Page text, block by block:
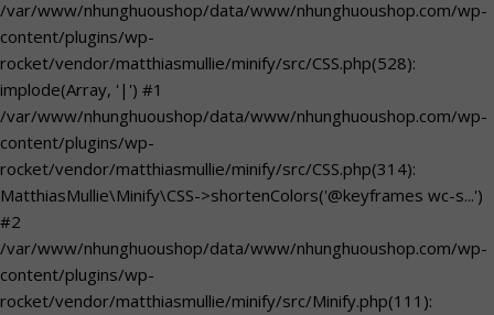
/var/www/nhunghuoushop/data/www/nhunghuoushop.com/wp-
content/plugins/wp-
rocket/vendor/matthiasmullie/minify/src/CSS.php(528):
implode(Array, '|') #1
/var/www/nhunghuoushop/data/www/nhunghuoushop.com/wp-
content/plugins/wp-
rocket/vendor/matthiasmullie/minify/src/CSS.php(314):
MatthiasMullie\Minify\CSS->shortenColors('@keyframes wc-s...')
#2
/var/www/nhunghuoushop/data/www/nhunghuoushop.com/wp-
content/plugins/wp-
rocket/vendor/matthiasmullie/minify/src/Minify.php(111):